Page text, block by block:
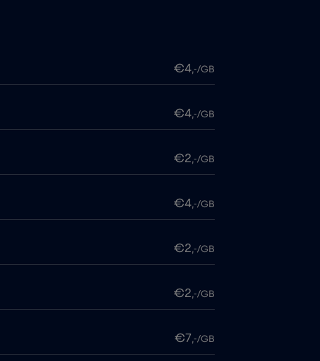
€4,-/GB
€4,-/GB
€2,-/GB
€4,-/GB
€2,-/GB
€2,-/GB
€7,-/GB